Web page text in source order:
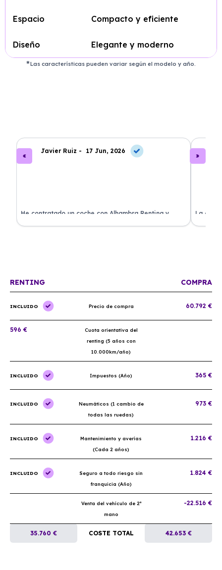
Espacio Compacto y eficiente
Diseño Elegante y moderno
Las características pueden variar según el modelo y año.
Javier Ruiz - 17 Jun, 2026
He contratado un coche con Alhambra Renting y
estoy impresionado. Todo ha sido transparente y sin
La
RENTING COMPRA
INCLUIDO Precio de compra 60.792 €
596 €
Cuota orientativa del
renting (5 años con
10.000km/año)
INCLUIDO Impuestos (Año) 365 €
INCLUIDO
Neumáticos (1 cambio de
todas las ruedas)
973 €
INCLUIDO
Mantenimiento y averías
(Cada 2 años)
1.216 €
INCLUIDO
Seguro a todo riesgo sin
franquicia (Año)
1.824 €
Venta del vehículo de 2ª
mano
-22.516 €
35.760 € COSTE TOTAL 42.653 €